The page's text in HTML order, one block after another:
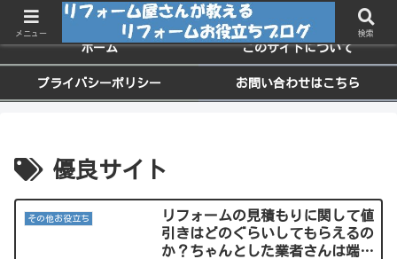
ちょっと役に立つお家のメンテナンス情報
ホーム このサイトについて
プライバシーポリシー お問い合わせはこちら
優良サイト
その他お役立ち
リフォームの見積もりに関して値
引きはどのぐらいしてもらえるの
か？ちゃんとした業者さんは端数
メニュー 検索